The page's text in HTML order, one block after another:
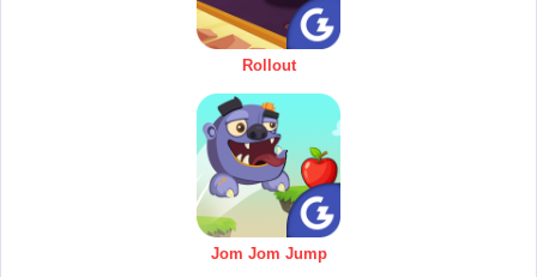
Rollout
Jom Jom Jump